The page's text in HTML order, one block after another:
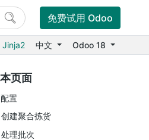
免费试用 Odoo
Jinja2 中文 Odoo 18
页面
配置
创建聚合拣货
处理批次